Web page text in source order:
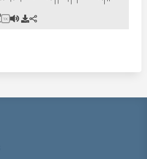
1X